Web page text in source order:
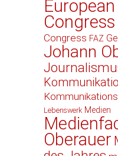
Congress
Congress FAZ
Johann
Lebenswerk Medien
Oberauer